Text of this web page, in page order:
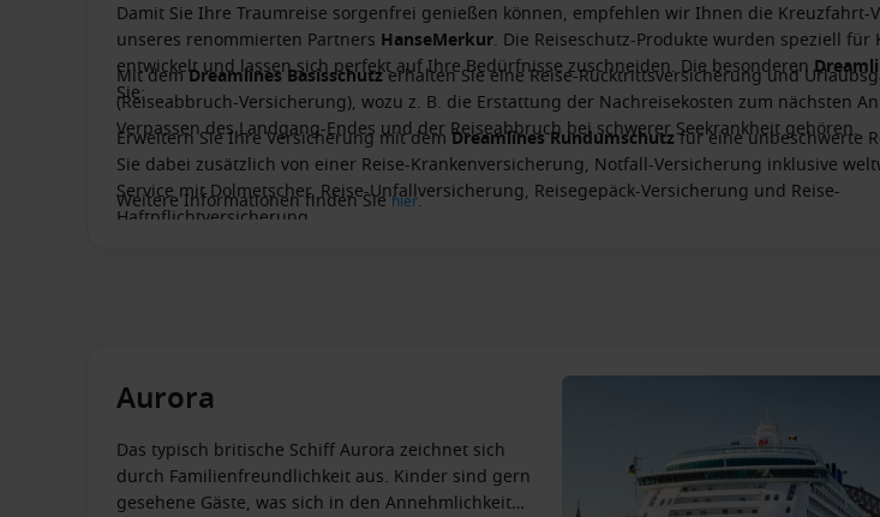
Damit Sie Ihre Traumreise sorgenfrei genießen können, empfehlen wir Ihnen die Kreuzfahrt-
unseres renommierten Partners HanseMerkur. Die Reiseschutz-Produkte wurden speziell für
entwickelt und lassen sich perfekt auf Ihre Bedürfnisse zuschneiden. Die besonderen
Sie:
Mit demDreamlines Basisschutzerhalten Sie eine Reise-Rücktrittsversicherung und
(Reiseabbruch-Versicherung), wozu z. B. die Erstattung der Nachreisekosten zum nächsten
Verpassen des Landgang-Endes und der Reiseabbruch bei schwerer Seekrankheit gehören.
Erweitern Sie Ihre Versicherung mit dem Dreamlines Rundumschutzfür eine unbeschwerte
Sie dabei zusätzlich von einer Reise-Krankenversicherung, Notfall-Versicherung inklusive
Service mit Dolmetscher, Reise-Unfallversicherung, Reisegepäck-Versicherung und Reise-
Haftpflichtversicherung.
Weitere Informationen finden Siehier.
Aurora
Das typisch britische Schiff Aurora zeichnet sich
durch Familienfreundlichkeit aus. Kinder sind gern
gesehene Gäste, was sich in den Annehmlichkeiten